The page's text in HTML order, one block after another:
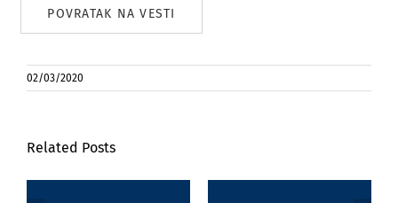
POVRATAK NA VESTI
02/03/2020
Related Posts